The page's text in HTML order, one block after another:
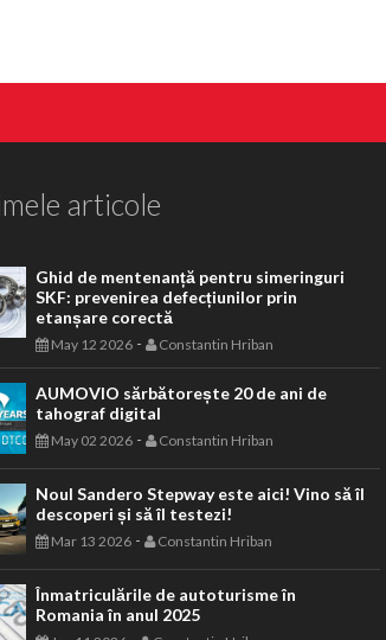
articole
Ghid de mentenanță pentru simeringuri
SKF: prevenirea defecțiunilor prin
etanșare corectă
May 12 2026 - Constantin Hriban
AUMOVIO sărbătorește 20 de ani de
tahograf digital
May 02 2026 - Constantin Hriban
Noul Sandero Stepway este aici! Vino să îl
descoperi și să îl testezi!
Mar 13 2026 - Constantin Hriban
Înmatriculările de autoturisme în
Romania în anul 2025